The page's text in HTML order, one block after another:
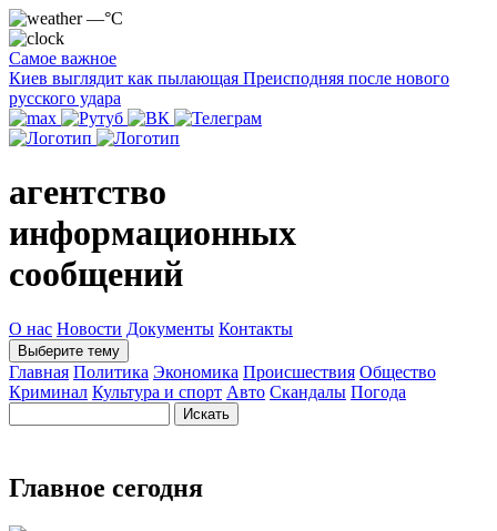
—°C
Самое важное
Киев выглядит как пылающая Преисподняя после нового
русского удара
агентство
информационных
сообщений
О нас Новости Документы Контакты
Выберите тему
Главная Политика Экономика Происшествия Общество
Криминал Культура и спорт Авто Скандалы Погода
Главное сегодня